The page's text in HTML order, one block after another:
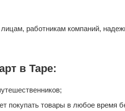
работникам компаний,
в Таре:
покупать товары в любое время